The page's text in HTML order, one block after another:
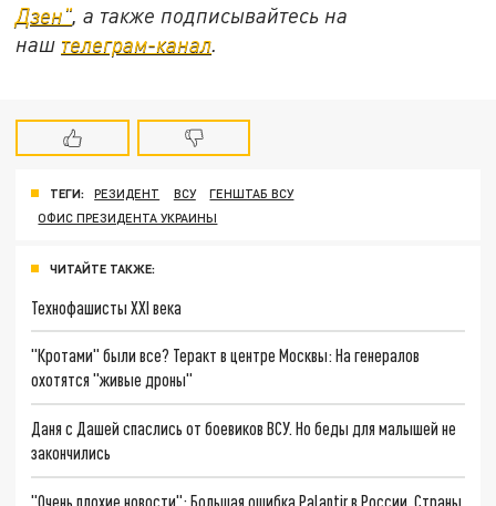
Дзен", а также подписывайтесь на
наш телеграм-канал.
ТЕГИ: РЕЗИДЕНТ ВСУ
ГЕНШТАБ ВСУ
ОФИС ПРЕЗИДЕНТА УКРАИНЫ
ЧИТАЙТЕ ТАКЖЕ:
Технофашисты XXI века
"Кротами" были все? Теракт в центре Москвы: На генералов
охотятся "живые дроны"
Даня с Дашей спаслись от боевиков ВСУ. Но беды для малышей не
закончились
"Очень плохие новости": Большая ошибка Palantir в России. Страны